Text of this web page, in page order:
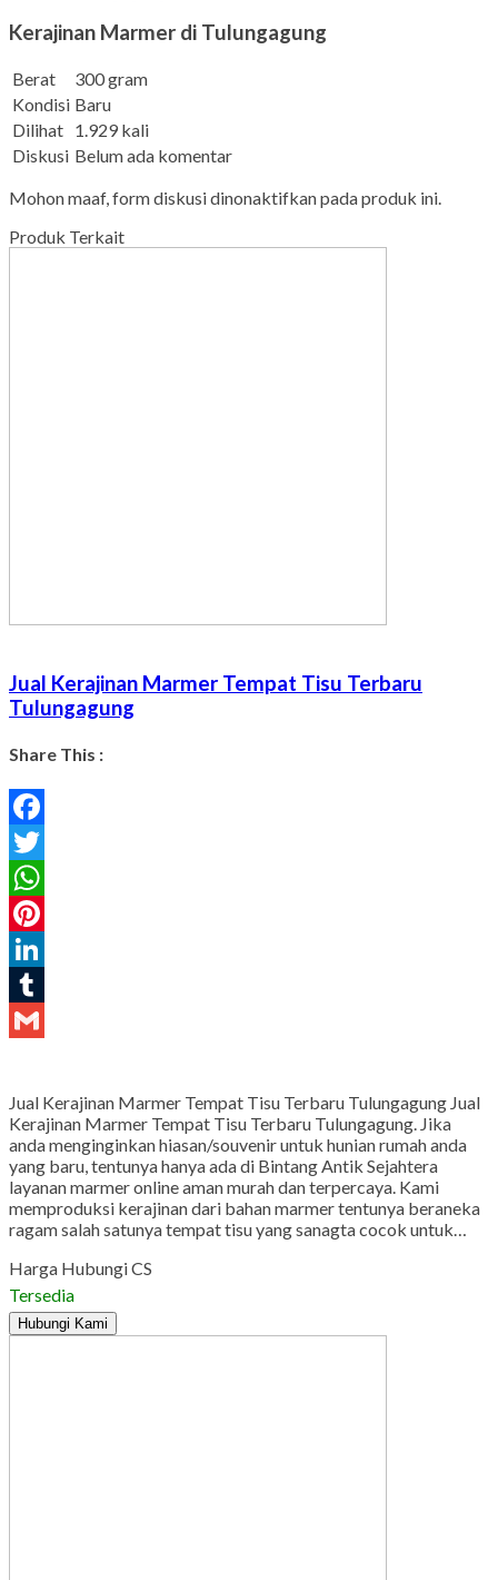
Kerajinan Marmer di Tulungagung
Berat
300 gram
Kondisi Baru
Dilihat 1.929 kali
Diskusi Belum ada komentar
Mohon maaf, form diskusi dinonaktifkan pada produk ini.
Produk Terkait
Jual Kerajinan Marmer Tempat Tisu Terbaru
Tulungagung
Share This :
Facebook
Twitter
WhatsApp
Pinterest
LinkedIn
Tumblr
Jual Kerajinan Marmer Tempat Tisu Terbaru Tulungagung Jual
Kerajinan Marmer Tempat Tisu Terbaru Tulungagung. Jika
anda menginginkan hiasan/souvenir untuk hunian rumah anda
yang baru, tentunya hanya ada di Bintang Antik Sejahtera
layanan marmer online aman murah dan terpercaya. Kami
memproduksi kerajinan dari bahan marmer tentunya beraneka
ragam salah satunya tempat tisu yang sanagta cocok untuk…
Harga Hubungi CS
Tersedia
Hubungi Kami